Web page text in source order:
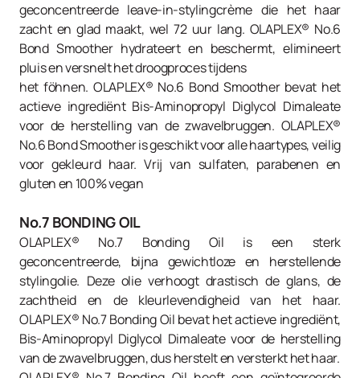
geconcentreerde leave-in-stylingcrème die het haar
zacht en glad maakt, wel 72 uur lang. OLAPLEX® No.6
Bond Smoother hydrateert en beschermt, elimineert
pluis en versnelt het droogproces tijdens
het föhnen. OLAPLEX® No.6 Bond Smoother bevat het
actieve ingrediënt Bis-Aminopropyl Diglycol Dimaleate
voor de herstelling van de zwavelbruggen. OLAPLEX®
No.6 Bond Smoother is geschikt voor alle haartypes, veilig
voor gekleurd haar. Vrij van sulfaten, parabenen en
gluten en 100% vegan
No.7 BONDING OIL
OLAPLEX® No.7 Bonding Oil is een sterk
geconcentreerde, bijna gewichtloze en herstellende
stylingolie. Deze olie verhoogt drastisch de glans, de
zachtheid en de kleurlevendigheid van het haar.
OLAPLEX® No.7 Bonding Oil bevat het actieve ingrediënt,
Bis-Aminopropyl Diglycol Dimaleate voor de herstelling
van de zwavelbruggen, dus herstelt en versterkt het haar.